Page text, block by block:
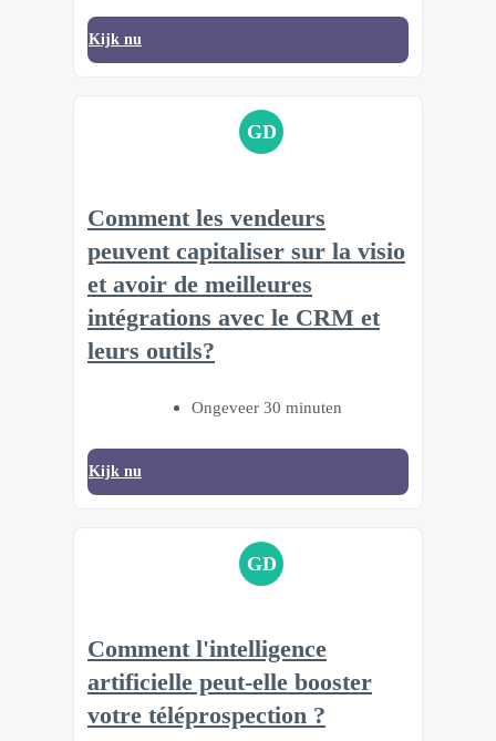
Kijk nu
GD
Comment les vendeurs
peuvent capitaliser sur la visio
et avoir de meilleures
intégrations avec le CRM et
leurs outils?
Ongeveer 30 minuten
Kijk nu
GD
Comment l'intelligence
artificielle peut-elle booster
votre téléprospection ?